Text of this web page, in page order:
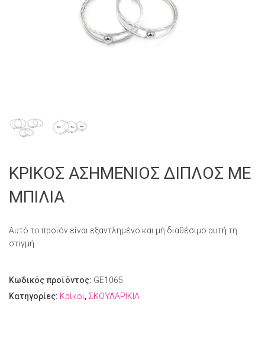
ΚΡΙΚΟΣ ΑΣΗΜΕΝΙΟΣ ΔΙΠΛΟΣ ΜΕ
ΜΠΙΛΙΑ
Αυτό το προϊόν είναι εξαντλημένο και μή διαθέσιμο αυτή τη
στιγμή.
Κωδικός προϊόντος: GE1065
Κατηγορίες: Κρίκοι, ΣΚΟΥΛΑΡΙΚΙΑ